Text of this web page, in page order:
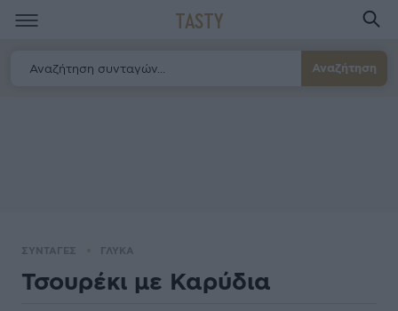
TASTY
Αναζήτηση
ΣΥΝΤΑΓΕΣ ΓΛΥΚΑ
Τσουρέκι με Καρύδια